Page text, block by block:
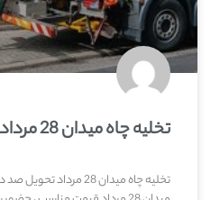
تخلیه چاه میدان 28 مرداد تخلیه فاضلاب
تخلیه چاه میدان 28